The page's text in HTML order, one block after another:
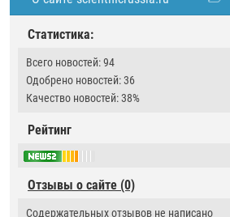
Статистика:
Всего новостей: 94
Одобрено новостей: 36
Качество новостей: 38%
Рейтинг
Отзывы о сайте (0)
Содержательных отзывов не написано